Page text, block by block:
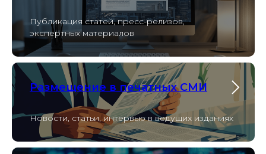
Публикация статей, пресс-релизов,
экспертных материалов
Размещение в печатных СМИ
Новости, статьи, интервью в ведущих изданиях